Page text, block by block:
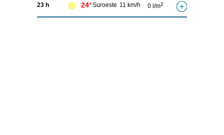
23 h 24°Suroeste 11 km/h 0 l/m2